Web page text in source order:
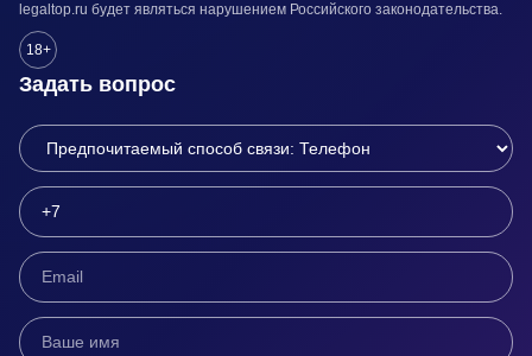
legaltop.ru будет являться нарушением Российского законодательства.
18+
Задать вопрос